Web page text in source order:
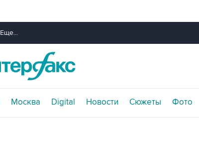
Еще...
Москва Digital Новости Сюжеты Фото